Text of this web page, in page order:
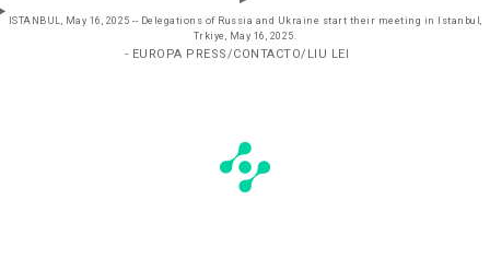
ISTANBUL, May 16, 2025 -- Delegations of Russia and Ukraine start their meeting in Istanbul,
Trkiye, May 16, 2025.
- EUROPA PRESS/CONTACTO/LIU LEI